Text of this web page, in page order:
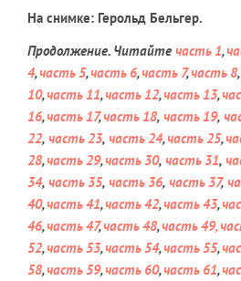
На снимке: Герольд Бельгер.
Продолжение. Читайте часть 1,
4,часть 5,часть 6,часть 7,часть 8,
10,часть 11,часть 12,часть 13,
16,часть 17,часть 18, часть 19,
22, часть 23, часть 24,часть 25,
28,часть 29,часть 30, часть 31,
34, часть 35, часть 36, часть 37,
40,часть 41,часть 42,часть 43,
46,часть 47,часть 48,часть 49,
52,часть 53,часть 54,часть 55,
58,часть 59,часть 60,часть 61,